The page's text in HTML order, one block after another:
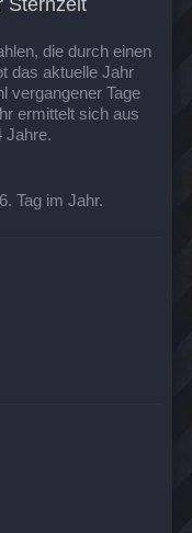
die durch einen
das aktuelle Jahr
vergangener Tage
ermittelt sich aus
Jahre.
Tag im Jahr.